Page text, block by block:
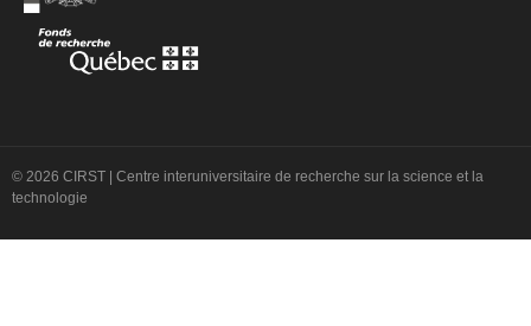
© 2026 CIRST | Centre interuniversitaire de recherche sur la science et la
technologie